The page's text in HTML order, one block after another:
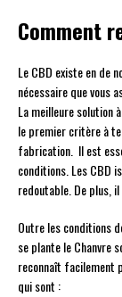
Comment
Le CBD existe en de
nécessaire que vous
La meilleure solution
le premier critère à
fabrication. Il est
conditions. Les CBD
redoutable. De plus,
Outre les conditions
se plante le Chanvre
reconnaît facilement
qui sont :